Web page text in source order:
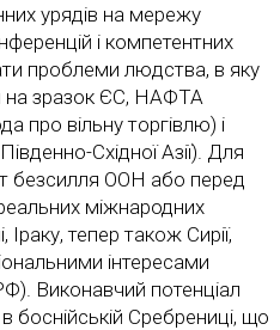
урядів на мережу
і компетентних
проблеми людства, в яку
на зразок ЄС, НАФТА
про вільну торгівлю) і
Східної Азії). Для
безсилля ООН або перед
міжнародних
Іраку, тепер також Сирії,
інтересами
Виконавчий потенціал
боснійській Сребрениці, що